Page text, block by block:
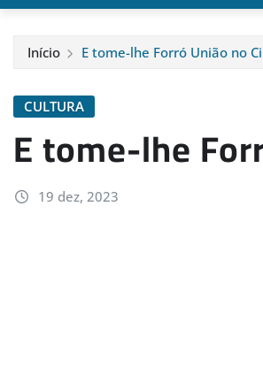
Início E tome-lhe Forró União no
CULTURA
E tome-lhe
19 dez, 2023